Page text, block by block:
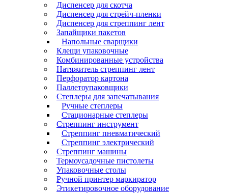
Диспенсер для скотча
Диспенсер для стрейч-пленки
Диспенсер для стреппинг лент
Запайщики пакетов
Напольные сварщики
Клещи упаковочные
Комбинированные устройства
Натяжитель стреппинг лент
Перфоратор картона
Паллетоупаковщики
Степлеры для запечатывания
Ручные степлеры
Стационарные степлеры
Стреппинг инструмент
Стреппинг пневматический
Стреппинг электрический
Стреппинг машины
Термоусадочные пистолеты
Упаковочные столы
Ручной принтер маркиратор
Этикетировочное оборудование